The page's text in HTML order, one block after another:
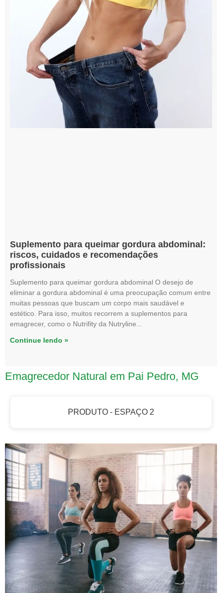
Suplemento para queimar gordura abdominal:
riscos, cuidados e recomendações
profissionais
Suplemento para queimar gordura abdominal O desejo de
eliminar a gordura abdominal é uma preocupação comum entre
muitas pessoas que buscam um corpo mais saudável e
estético. Para isso, muitos recorrem a suplementos para
emagrecer, como o Nutrifity da Nutryline
Continue lendo »
Emagrecedor Natural em Pai Pedro, MG
PRODUTO - ESPAÇO 2